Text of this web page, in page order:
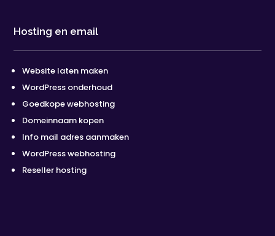
Hosting en email
Website laten maken
WordPress onderhoud
Goedkope webhosting
Domeinnaam kopen
Info mail adres aanmaken
WordPress webhosting
Reseller hosting